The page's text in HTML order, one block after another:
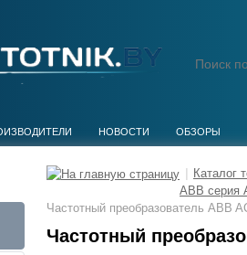
НОВОСТИ ОБЗОРЫ
Каталог
ABB серия
Частотный преобразователь ABB
Частотный